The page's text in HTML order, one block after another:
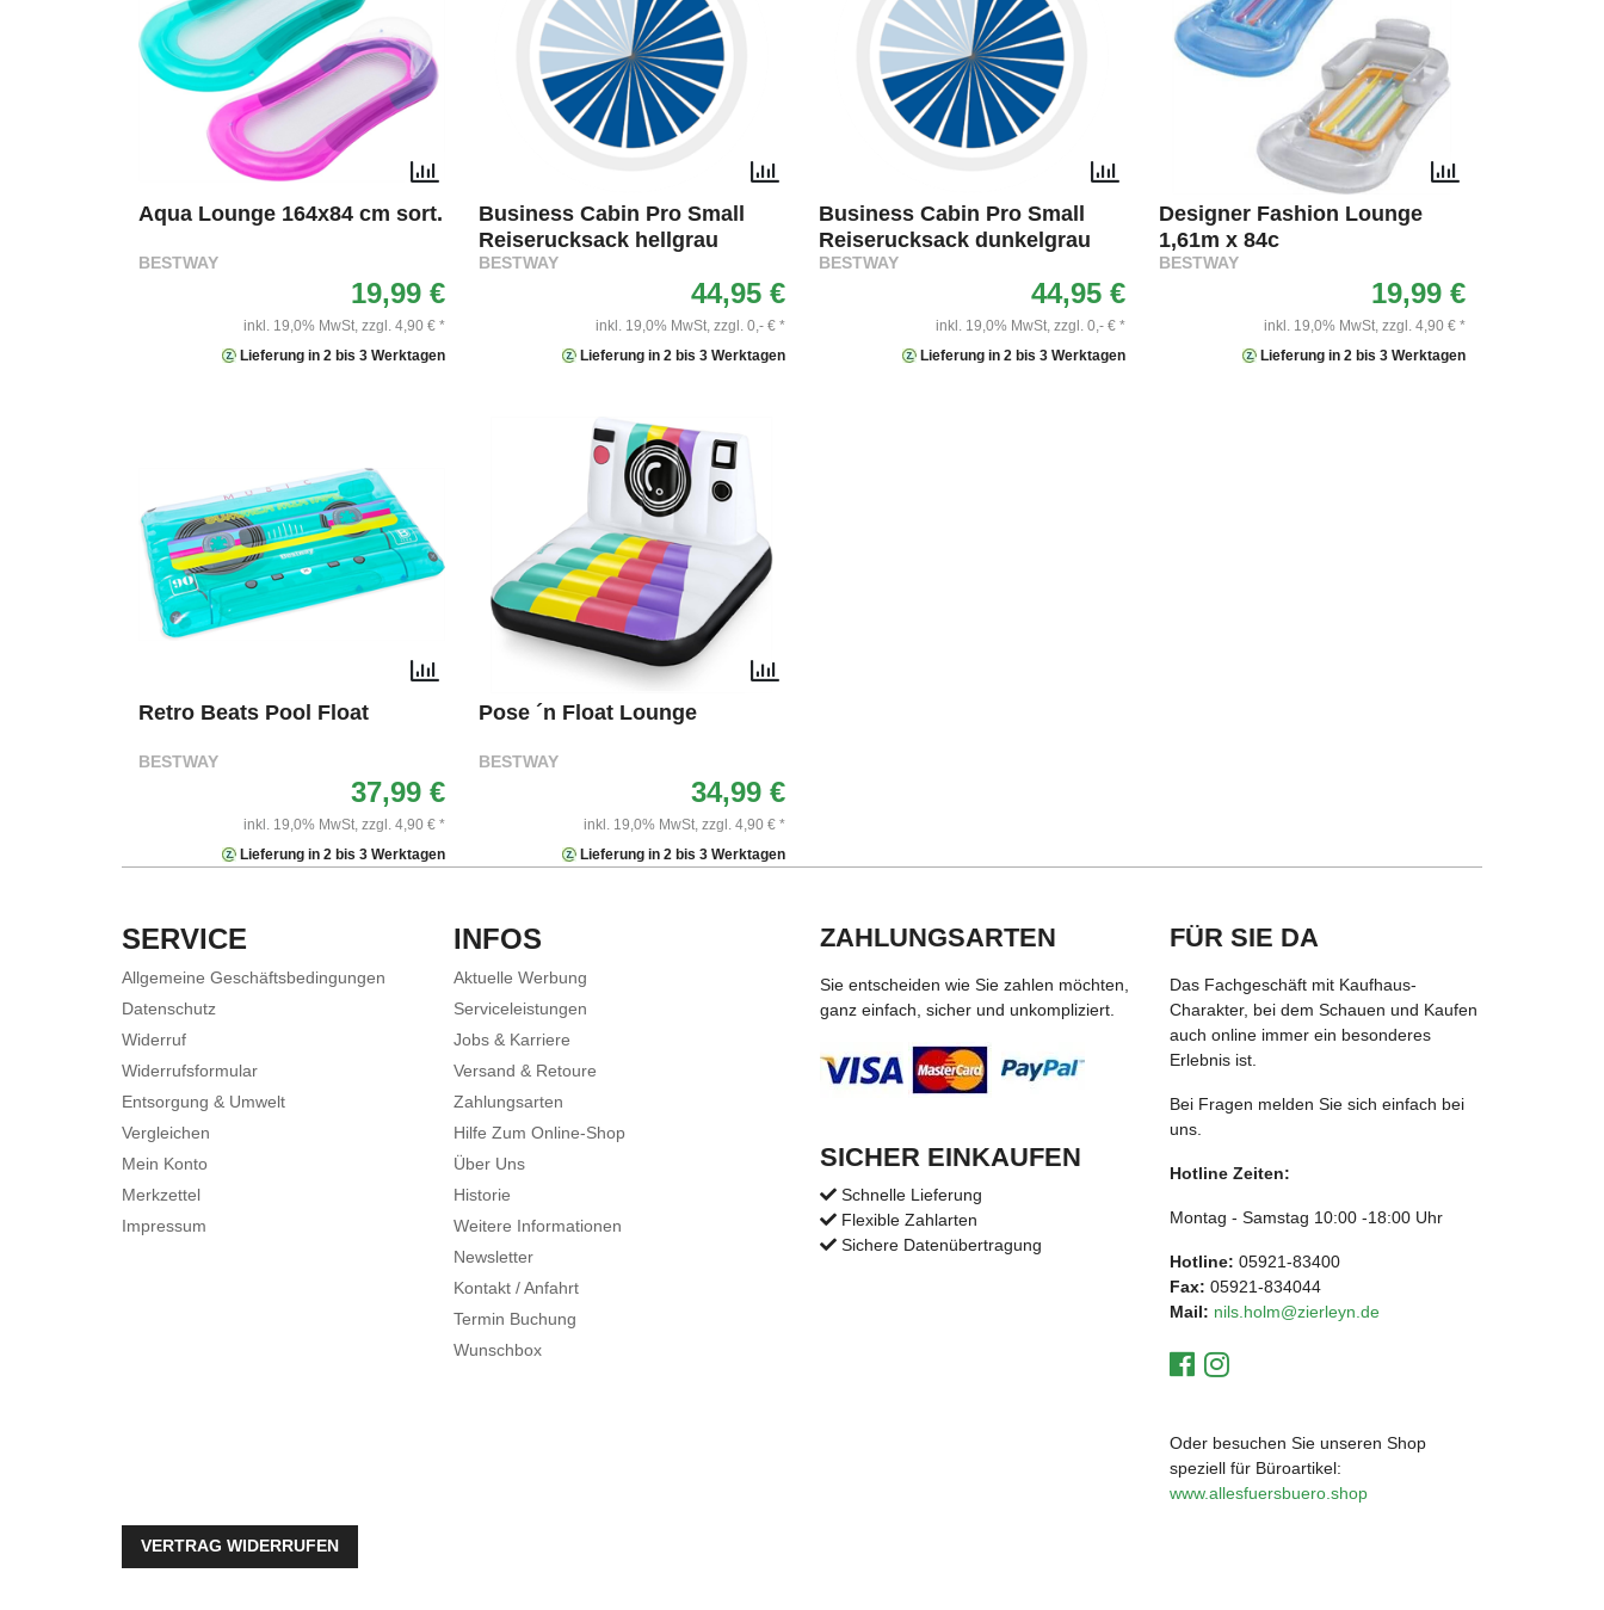
Aqua Lounge 164x84 cm sort.
BESTWAY
19,99 €
inkl. 19,0% MwSt, zzgl. 4,90 € *
Lieferung in 2 bis 3 Werktagen
Business Cabin Pro Small
Reiserucksack hellgrau
BESTWAY
44,95 €
inkl. 19,0% MwSt, zzgl. 0,- € *
Lieferung in 2 bis 3 Werktagen
Business Cabin Pro Small
Reiserucksack dunkelgrau
BESTWAY
44,95 €
inkl. 19,0% MwSt, zzgl. 0,- € *
Lieferung in 2 bis 3 Werktagen
Designer Fashion Lounge
1,61m x 84c
BESTWAY
19,99 €
inkl. 19,0% MwSt, zzgl. 4,90 € *
Lieferung in 2 bis 3 Werktagen
Retro Beats Pool Float
BESTWAY
37,99 €
inkl. 19,0% MwSt, zzgl. 4,90 € *
Lieferung in 2 bis 3 Werktagen
Pose ´n Float Lounge
BESTWAY
34,99 €
inkl. 19,0% MwSt, zzgl. 4,90 € *
Lieferung in 2 bis 3 Werktagen
SERVICE
Allgemeine Geschäftsbedingungen
Datenschutz
Widerruf
Widerrufsformular
Entsorgung & Umwelt
Vergleichen
Mein Konto
Merkzettel
Impressum
INFOS
Aktuelle Werbung
Serviceleistungen
Jobs & Karriere
Versand & Retoure
Zahlungsarten
Hilfe Zum Online-Shop
Über Uns
Historie
Weitere Informationen
Newsletter
Kontakt / Anfahrt
Termin Buchung
Wunschbox
ZAHLUNGSARTEN
Sie entscheiden wie Sie zahlen möchten,
ganz einfach, sicher und unkompliziert.
SICHER EINKAUFEN
Schnelle Lieferung
Flexible Zahlarten
Sichere Datenübertragung
FÜR SIE DA
Das Fachgeschäft mit Kaufhaus-
Charakter, bei dem Schauen und Kaufen
auch online immer ein besonderes
Erlebnis ist.
Bei Fragen melden Sie sich einfach bei
uns.
Hotline Zeiten:
Montag - Samstag 10:00 -18:00 Uhr
Hotline: 05921-83400
Fax: 05921-834044
Mail: nils.holm@zierleyn.de
Oder besuchen Sie unseren Shop
speziell für Büroartikel:
www.allesfuersbuero.shop
VERTRAG WIDERRUFEN